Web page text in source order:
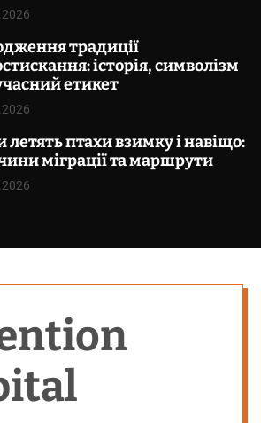
традиції
історія, символізм
етикет
летять птахи взимку і навіщо:
міграції та маршрути